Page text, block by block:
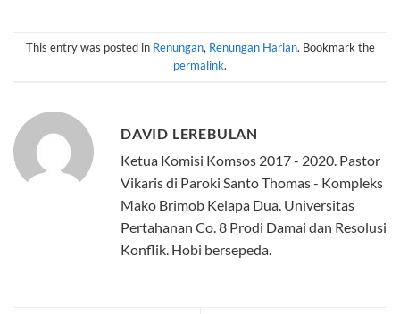
This entry was posted in Renungan, Renungan Harian. Bookmark the
permalink.
DAVID LEREBULAN
Ketua Komisi Komsos 2017 - 2020. Pastor
Vikaris di Paroki Santo Thomas - Kompleks
Mako Brimob Kelapa Dua. Universitas
Pertahanan Co. 8 Prodi Damai dan Resolusi
Konflik. Hobi bersepeda.